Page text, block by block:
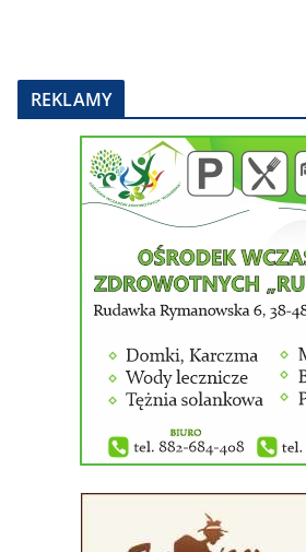
REKLAMY